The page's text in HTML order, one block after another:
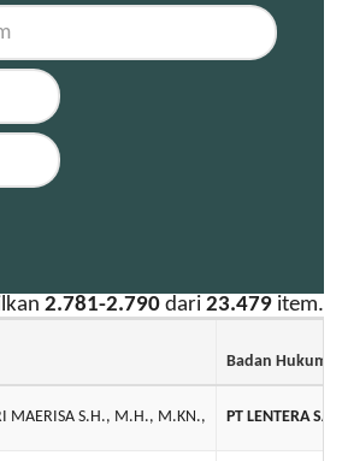
2.781-2.790 dari 23.479 item.
Badan Hukum
MAERISA S.H., M.H., M.KN., PT LENTERA